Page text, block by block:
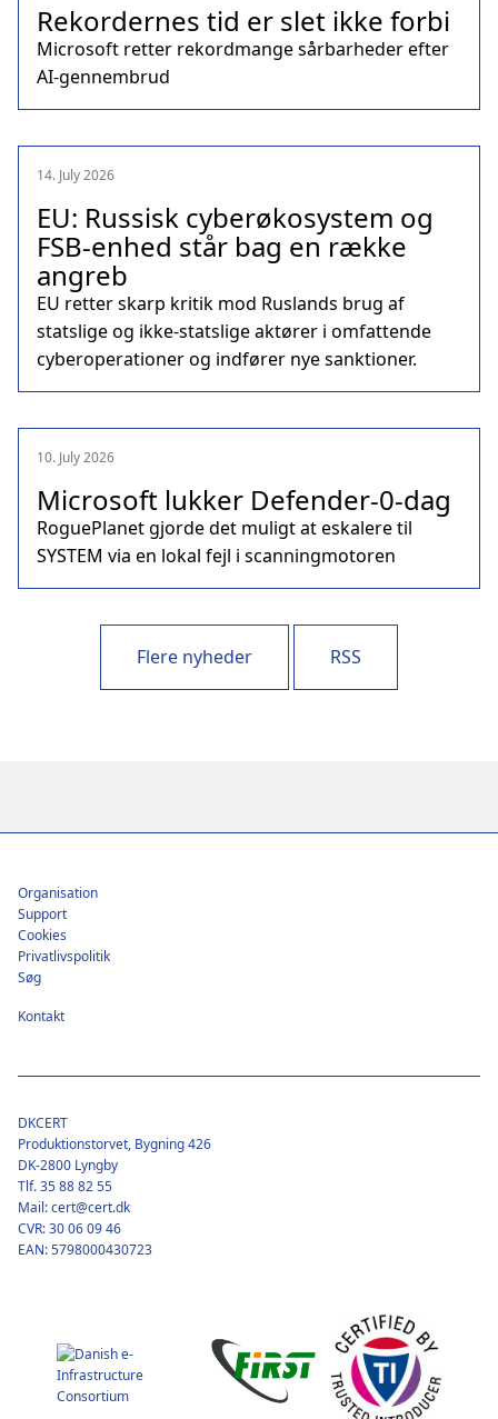
Rekordernes tid er slet ikke forbi
Microsoft retter rekordmange sårbarheder efter
AI-gennembrud
14. July 2026
EU: Russisk cyberøkosystem og
FSB-enhed står bag en række
angreb
EU retter skarp kritik mod Ruslands brug af
statslige og ikke-statslige aktører i omfattende
cyberoperationer og indfører nye sanktioner.
10. July 2026
Microsoft lukker Defender‑0‑dag
RoguePlanet gjorde det muligt at eskalere til
SYSTEM via en lokal fejl i scanningmotoren
Flere nyheder RSS
Footer
Organisation
Support
Cookies
Privatlivspolitik
Søg
Kontakt
DKCERT
Produktionstorvet, Bygning 426
DK-2800 Lyngby
Tlf. 35 88 82 55
Mail: cert@cert.dk
CVR: 30 06 09 46
EAN: 5798000430723